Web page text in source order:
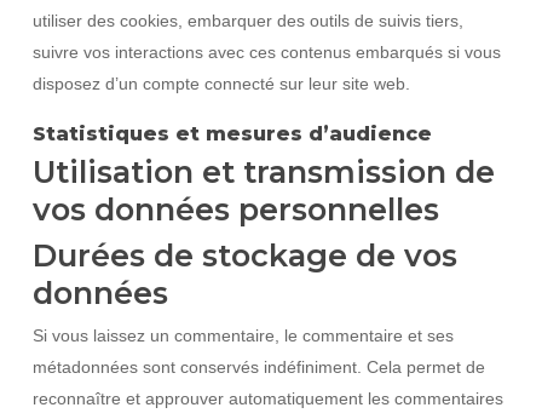
utiliser des cookies, embarquer des outils de suivis tiers,
suivre vos interactions avec ces contenus embarqués si vous
disposez d’un compte connecté sur leur site web.
Statistiques et mesures d’audience
Utilisation et transmission de
vos données personnelles
Durées de stockage de vos
données
Si vous laissez un commentaire, le commentaire et ses
métadonnées sont conservés indéfiniment. Cela permet de
reconnaître et approuver automatiquement les commentaires